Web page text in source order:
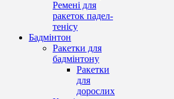
Ремені для
ракеток падел-
тенісу
Бадмінтон
Ракетки для
бадмінтону
Ракетки
для
дорослих